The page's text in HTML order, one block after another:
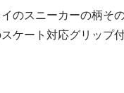
のスニーカーの柄そ
ケート対応グリップ